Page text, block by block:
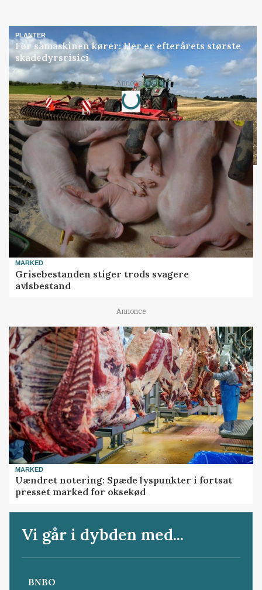
PLANTER
Før såmaskinen kører: Her er efterårets største
skadedyrsrisici
Annonce
Loading...
MARKED
Grisebestanden stiger trods svagere
avlsbestand
Annonce
MARKED
Uændret notering: Spæde lyspunkter i fortsat
presset marked for oksekød
Vi går i dybden med...
BNBO